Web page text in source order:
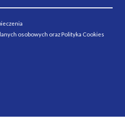
osobowych oraz Polityka Cookies